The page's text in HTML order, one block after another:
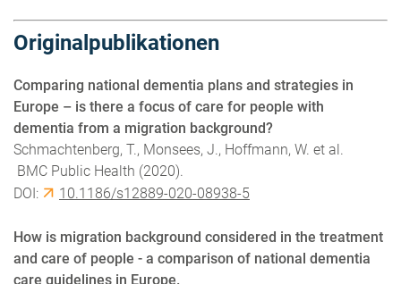
Originalpublikationen
Comparing national dementia plans and strategies in
Europe – is there a focus of care for people with
dementia from a migration background?
Schmachtenberg, T., Monsees, J., Hoffmann, W. et al.
BMC Public Health (2020).
DOI:
10.1186/s12889-020-08938-5
How is migration background considered in the treatment
and care of people - a comparison of national dementia
care guidelines in Europe.